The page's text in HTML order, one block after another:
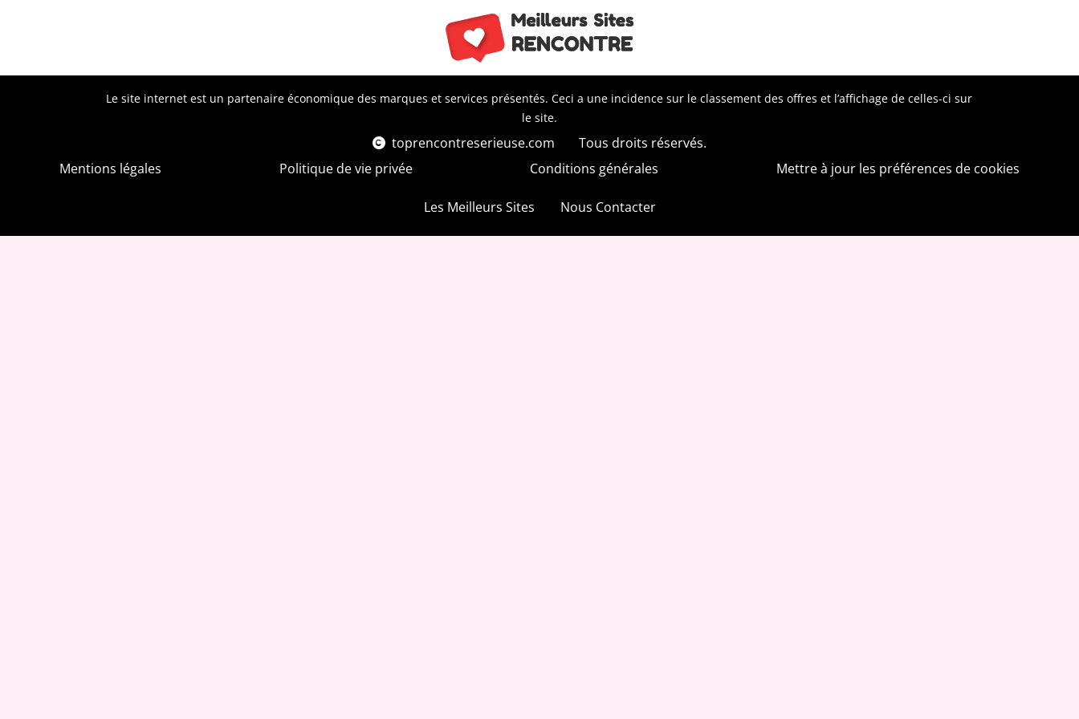
Le site internet est un partenaire économique des marques et services présentés. Ceci a une incidence sur le classement des offres et l’affichage de celles-ci sur
le site.
toprencontreserieuse.com
Tous droits réservés.
Mentions légales
Politique de vie privée Conditions générales Mettre à jour les préférences de cookies
Les Meilleurs Sites Nous Contacter